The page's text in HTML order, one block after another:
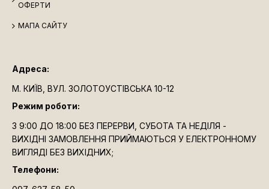
ОФЕРТИ
МАПА САЙТУ
Адреса:
М. КИЇВ, ВУЛ. ЗОЛОТОУСТІВСЬКА 10-12
Режим роботи:
З 9:00 ДО 18:00 БЕЗ ПЕРЕРВИ, СУБОТА ТА НЕДІЛЯ -
ВИХІДНІ ЗАМОВЛЕННЯ ПРИЙМАЮТЬСЯ У ЕЛЕКТРОННОМУ
ВИГЛЯДІ БЕЗ ВИХІДНИХ;
Телефони: